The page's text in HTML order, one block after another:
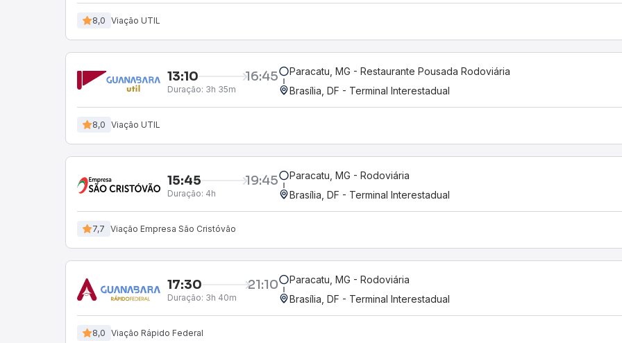
8,0 Viação UTIL
13:10 16:45
Duração: 3h 35m
Paracatu, MG - Restaurante Pousada Rodoviária
Brasília, DF - Terminal Interestadual
8,0 Viação UTIL
15:45 19:45
Duração: 4h
Paracatu, MG - Rodoviária
Brasília, DF - Terminal Interestadual
7,7 Viação Empresa São Cristóvão
17:30 21:10
Duração: 3h 40m
Paracatu, MG - Rodoviária
Brasília, DF - Terminal Interestadual
8,0 Viação Rápido Federal